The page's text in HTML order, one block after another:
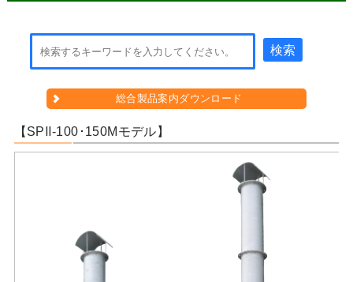
検索
総合製品案内ダウンロード
【SPⅡ-100･150Mモデル】